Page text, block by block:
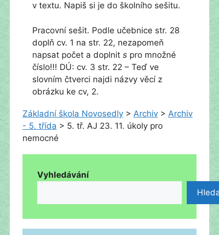
v textu. Napiš si je do školního sešitu.
Pracovní sešit. Podle učebnice str. 28
doplň cv. 1 na str. 22, nezapomeň
napsat počet a doplnit s pro množné
číslo!!! DÚ: cv. 3 str. 22 – Teď ve
slovním čtverci najdi názvy věcí z
obrázku ke cv, 2.
Základní škola Novosedly > Archiv > Archiv
- 5. třída > 5. tř. AJ 23. 11. úkoly pro
nemocné
Vyhledávání